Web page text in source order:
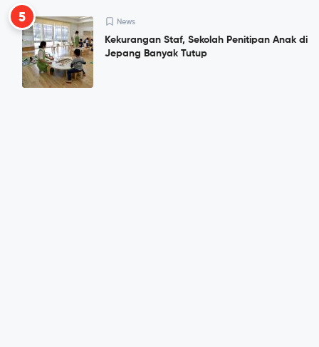
5 News
Kekurangan Staf, Sekolah Penitipan Anak di
Jepang Banyak Tutup